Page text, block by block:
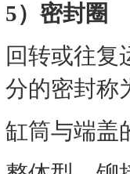
5）密封圈
回转或往复
分的密封称
缸筒与端盖